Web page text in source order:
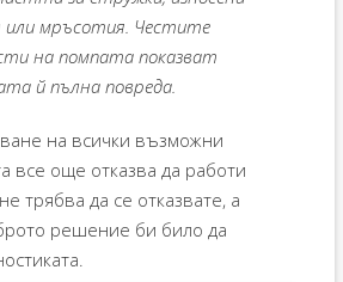
или мръсотия. Честите
на помпата показват
й пълна повреда.
на всички възможни
все още отказва да работи
трябва да се отказвате, а
решение би било да